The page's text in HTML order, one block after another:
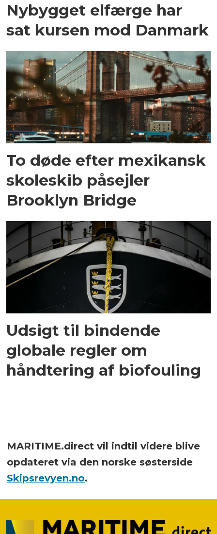
Nybygget elfærge har
sat kursen mod Danmark
To døde efter mexikansk
skoleskib påsejler
Brooklyn Bridge
Udsigt til bindende
globale regler om
håndtering af biofouling
MARITIME.direct vil indtil videre blive
opdateret via den norske søsterside
Skipsrevyen.no.